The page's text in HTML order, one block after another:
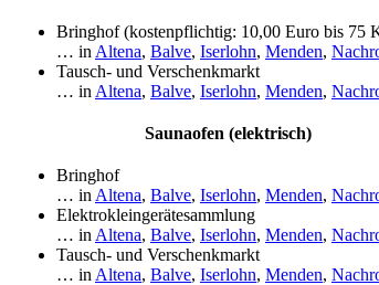
Bringhof (kostenpflichtig: 10,00 Euro bis 75
… in Altena, Balve, Iserlohn, Menden,
Tausch- und Verschenkmarkt
… in Altena, Balve, Iserlohn, Menden,
Saunaofen (elektrisch)
Bringhof
… in Altena, Balve, Iserlohn, Menden,
Elektrokleingerätesammlung
… in Altena, Balve, Iserlohn, Menden,
Tausch- und Verschenkmarkt
… in Altena, Balve, Iserlohn, Menden,